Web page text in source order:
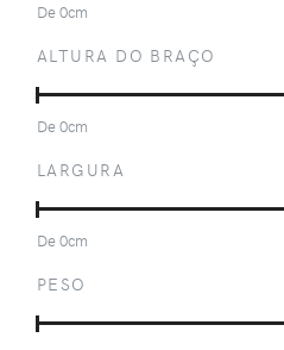
De0cm
ALTURA DO BRAÇO
De0cm
LARGURA
De0cm
PESO